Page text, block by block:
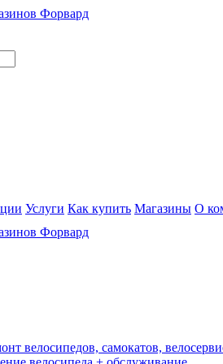
Услуги Как купить Магазины О
велосипедов, самокатов,